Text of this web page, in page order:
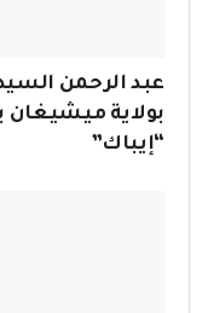
عبد الرحمن
بولاية
“إيباك”